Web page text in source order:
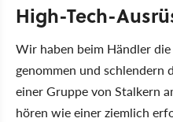
High-Tech-
Wir haben beim Händler
genommen und schlendern
einer Gruppe von Stalkern
hören wie einer ziemlich